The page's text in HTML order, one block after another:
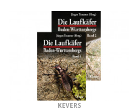
KEVERS